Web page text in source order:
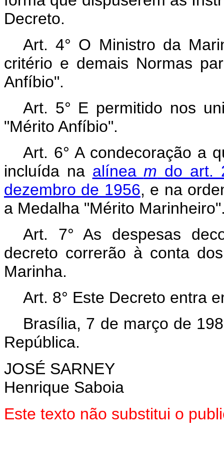
Decreto.
Art. 4° O Ministro da
critério e demais Normas
Anfíbio".
Art. 5° E permitido nos
"Mérito Anfíbio".
Art. 6° A condecoração a
incluída na alíneam do art.
dezembro de 1956, e na
a Medalha "Mérito
Art. 7° As despesas
decreto correrão à conta
Marinha.
Art. 8° Este Decreto entra
Brasília, 7 de março de
República.
JOSÉ SARNEY
Henrique Saboia
Este texto não substitui o